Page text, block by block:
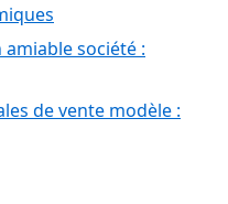
société :
de vente modèle :